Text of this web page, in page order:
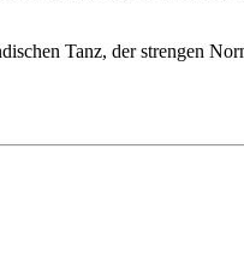
Tanz, der strengen